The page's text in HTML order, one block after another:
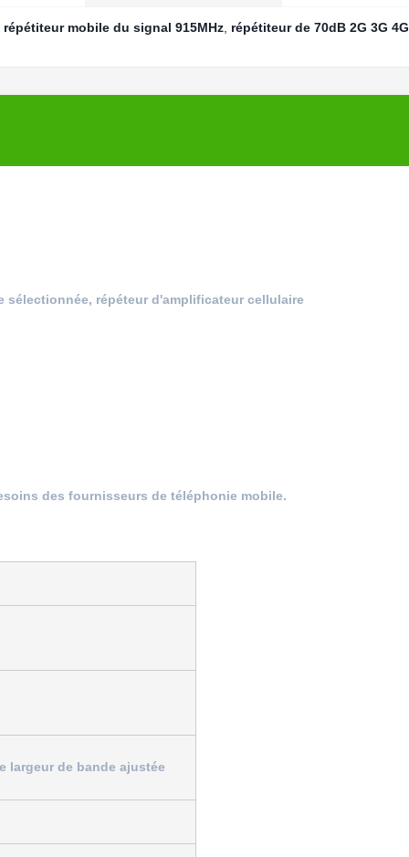
répétiteur mobile du signal 915MHz répétiteur de 70dB 2G 3G 4G
sélectionnée, répéteur d'amplificateur cellulaire
des fournisseurs de téléphonie mobile.
largeur de bande ajustée